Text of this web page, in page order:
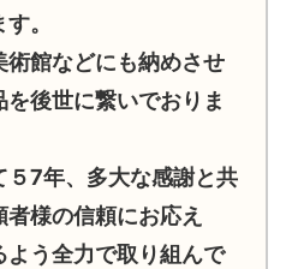
。
術館などにも納めさせ
後世に繋いでおりま
7年、多大な感謝と共
様の信頼にお応え
よう全力で取り組んで